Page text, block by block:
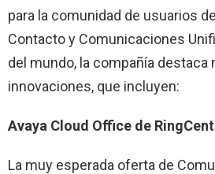
para la comunidad de usuarios
Contacto y Comunicaciones
del mundo, la compañía destaca
innovaciones, que incluyen:
Avaya Cloud Office de
La muy esperada oferta de